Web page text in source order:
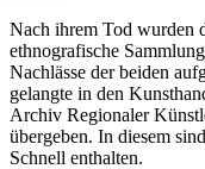
Nach ihrem Tod wurden
ethnografische
Nachlässe der beiden
gelangte in den
Archiv Regionaler
übergeben. In diesem
Schnell enthalten.